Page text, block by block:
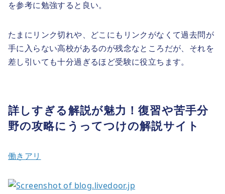
を参考に勉強すると良い。
たまにリンク切れや、どこにもリンクがなくて過去問が
手に入らない高校があるのが残念なところだが、それを
差し引いても十分過ぎるほど受験に役立ちます。
詳しすぎる解説が魅力！復習や苦手分
野の攻略にうってつけの解説サイト
働きアリ